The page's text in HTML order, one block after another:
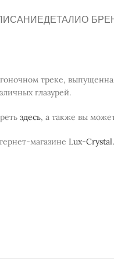
ДЕТАЛИО
треке,
глазурей.
здесь, а также вы
магазине Lux-